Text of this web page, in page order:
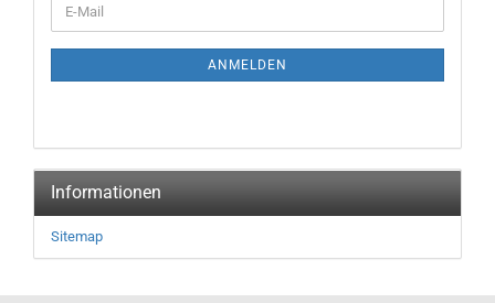
ZUR
E-
Mail
ANMELDEN
Informationen
Sitemap